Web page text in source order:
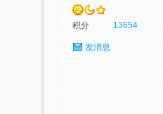
积分 13654
发消息